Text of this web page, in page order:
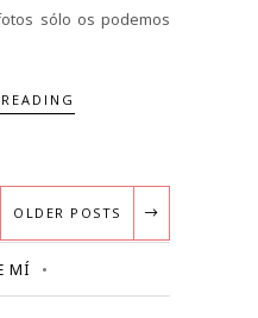
sólo os podemos
OLDER POSTS
MÍ